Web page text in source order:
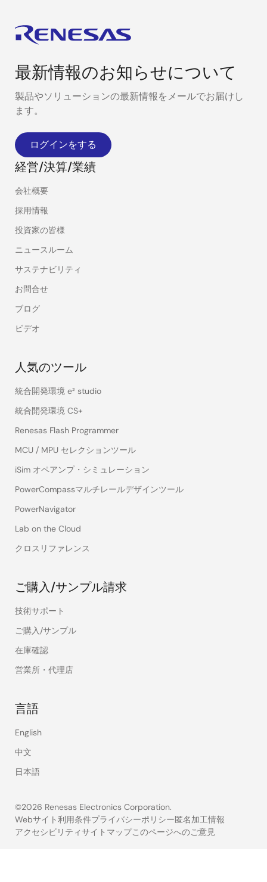
最新情報のお知らせについて
製品やソリューションの最新情報をメールでお届けし
ます。
ログインをする
経営/決算/業績
会社概要
採用情報
投資家の皆様
ニュースルーム
サステナビリティ
お問合せ
ブログ
ビデオ
人気のツール
統合開発環境 e² studio
統合開発環境 CS+
Renesas Flash Programmer
MCU / MPU セレクションツール
iSim オペアンプ・シミュレーション
PowerCompassマルチレールデザインツール
PowerNavigator
Lab on the Cloud
クロスリファレンス
ご購入/サンプル請求
技術サポート
ご購入/サンプル
在庫確認
営業所・代理店
言語
English
中文
日本語
©2026 Renesas Electronics Corporation.
Legal
Webサイト利用条件プライバシーポリシー匿名加工情報
アクセシビリティサイトマップこのページへのご意見